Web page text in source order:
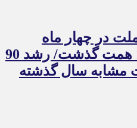
در چهار ماه
نخست امسال از 14.5 همت گذشت/ رشد 90
سال گذشته